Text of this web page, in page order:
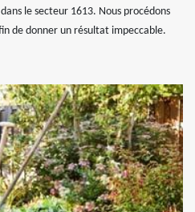
le secteur 1613. Nous procédons
de donner un résultat impeccable.